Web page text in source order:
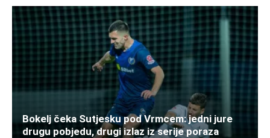
Bokelj čeka Sutjesku pod Vrmcem: jedni jure
drugu pobjedu, drugi izlaz iz serije poraza